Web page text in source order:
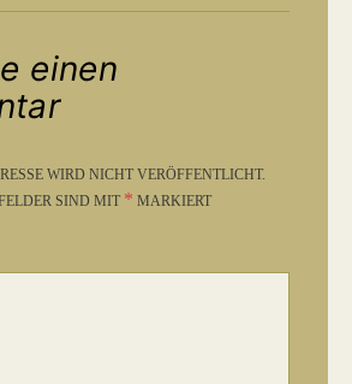
einen
WIRD NICHT VERÖFFENTLICHT.
SIND MIT * MARKIERT